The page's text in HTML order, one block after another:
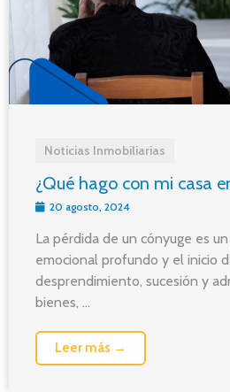
Noticias Inmobiliarias
¿Qué hago con mi casa
20 agosto, 2024
La pérdida de un cónyuge es
emocional profundo y el inicio
desprendimiento, sucesión y
bienes, ...
Leer más →